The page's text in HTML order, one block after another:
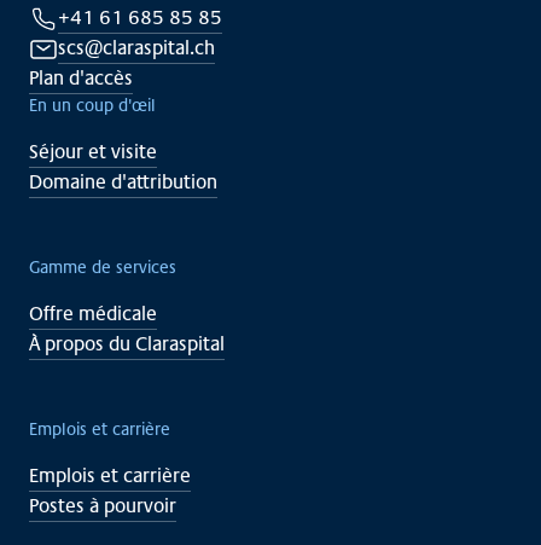
+41 61 685 85 85
scs@claraspital.ch
Plan d'accès
En un coup d'œil
Séjour et visite
Domaine d'attribution
Gamme de services
Offre médicale
À propos du Claraspital
Emplois et carrière
Emplois et carrière
Postes à pourvoir